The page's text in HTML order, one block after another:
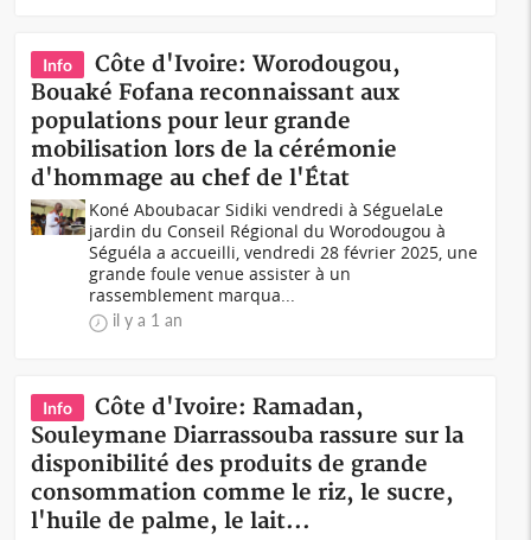
Info
Côte d'Ivoire: Worodougou,
Bouaké Fofana reconnaissant aux
populations pour leur grande
mobilisation lors de la cérémonie
d'hommage au chef de l'État
Koné Aboubacar Sidiki vendredi à SéguelaLe
jardin du Conseil Régional du Worodougou à
Séguéla a accueilli, vendredi 28 février 2025, une
grande foule venue assister à un
rassemblement marqua...
il y a 1 an
Info
Côte d'Ivoire: Ramadan,
Souleymane Diarrassouba rassure sur la
disponibilité des produits de grande
consommation comme le riz, le sucre,
l'huile de palme, le lait...